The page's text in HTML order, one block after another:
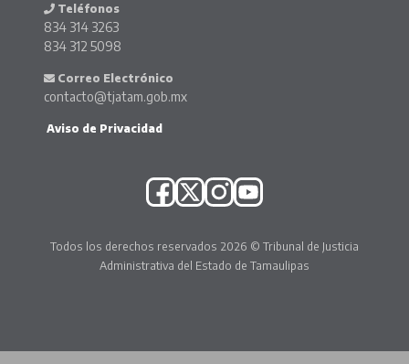
Teléfonos
834 314 3263
834 312 5098
Correo Electrónico
contacto@tjatam.gob.mx
Aviso de Privacidad
Todos los derechos reservados 2026 © Tribunal de Justicia
Administrativa del Estado de Tamaulipas